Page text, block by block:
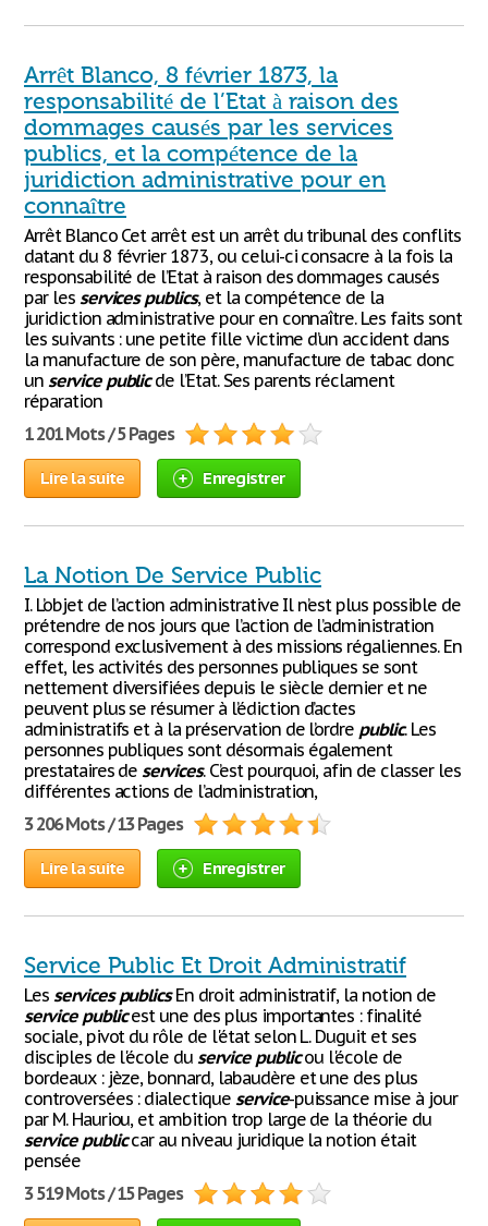
Arrêt Blanco, 8 février 1873, la
responsabilité de l’Etat à raison des
dommages causés par les services
publics, et la compétence de la
juridiction administrative pour en
connaître
Arrêt Blanco Cet arrêt est un arrêt du tribunal des conflits
datant du 8 février 1873, ou celui-ci consacre à la fois la
responsabilité de l’Etat à raison des dommages causés
par les services publics, et la compétence de la
juridiction administrative pour en connaître. Les faits sont
les suivants : une petite fille victime d’un accident dans
la manufacture de son père, manufacture de tabac donc
un service publicde l’Etat. Ses parents réclament
réparation
1 201 Mots / 5 Pages
Lire la suite Enregistrer
La Notion De Service Public
I. L’objet de l’action administrative Il n’est plus possible de
prétendre de nos jours que l’action de l’administration
correspond exclusivement à des missions régaliennes. En
effet, les activités des personnes publiques se sont
nettement diversifiées depuis le siècle dernier et ne
peuvent plus se résumer à l’édiction d’actes
administratifs et à la préservation de l’ordre public. Les
personnes publiques sont désormais également
prestataires deservices. C’est pourquoi, afin de classer les
différentes actions de l’administration,
3 206 Mots / 13 Pages
Lire la suite Enregistrer
Service Public Et Droit Administratif
Les services publicsEn droit administratif, la notion de
service publicest une des plus importantes : finalité
sociale, pivot du rôle de l'état selon L. Duguit et ses
disciples de l'école duservice publicou l'école de
bordeaux : jèze, bonnard, labaudère et une des plus
controversées : dialectique service-puissance mise à jour
par M. Hauriou, et ambition trop large de la théorie du
service publiccar au niveau juridique la notion était
pensée
3 519 Mots / 15 Pages